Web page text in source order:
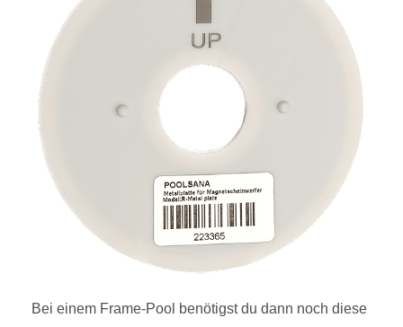
Bei einem Frame-Pool benötigst du dann noch diese